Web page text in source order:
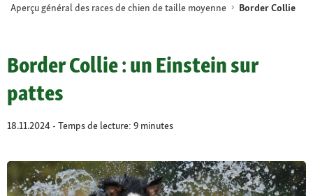
Aperçu général des races de chien de taille moyenne
Border Collie
Border Collie : un Einstein sur
pattes
18.11.2024 - Temps de lecture: 9 minutes